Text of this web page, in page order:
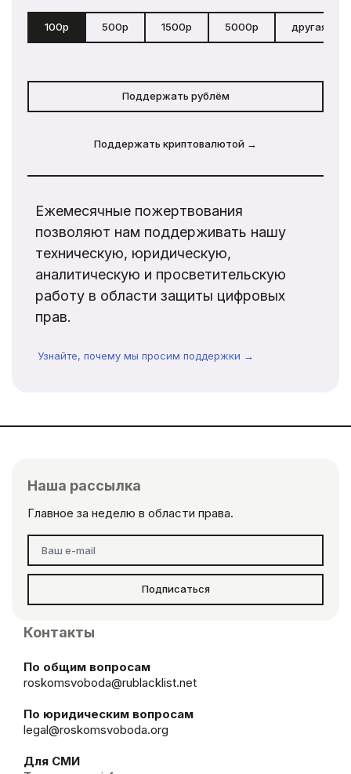
100р 500р 1500р 5000р другая
Поддержать рублём
Поддержать криптовалютой →
Ежемесячные пожертвования
позволяют нам поддерживать нашу
техническую, юридическую,
аналитическую и просветительскую
работу в области защиты цифровых
прав.
Узнайте, почему мы просим поддержки →
Наша рассылка
Главное за неделю в области права.
Подписаться
Контакты
По общим вопросам
roskomsvoboda@rublacklist.net
По юридическим вопросам
legal@roskomsvoboda.org
Для СМИ